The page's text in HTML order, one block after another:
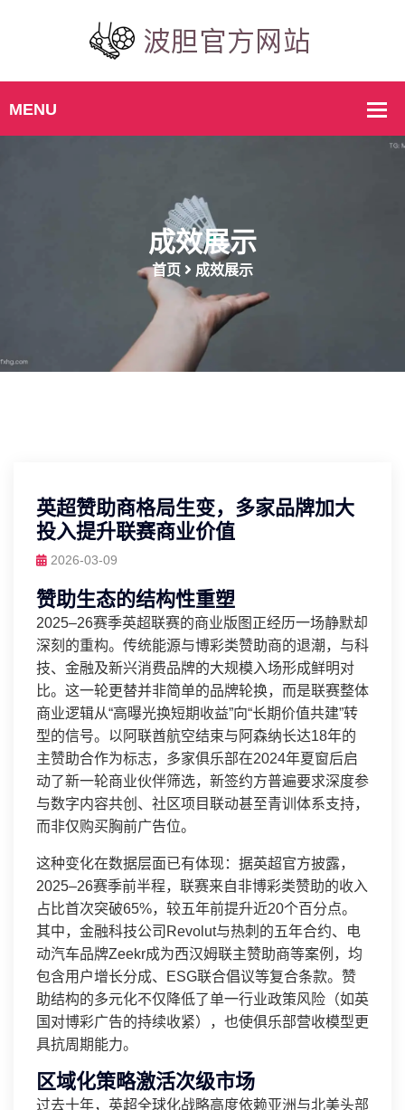
成效展示
首页 成效展示
英超赞助商格局生变，多家品牌加大
投入提升联赛商业价值
2026-03-09
赞助生态的结构性重塑
2025–26赛季英超联赛的商业版图正经历一场静默却
深刻的重构。传统能源与博彩类赞助商的退潮，与科
技、金融及新兴消费品牌的大规模入场形成鲜明对
比。这一轮更替并非简单的品牌轮换，而是联赛整体
商业逻辑从“高曝光换短期收益”向“长期价值共建”转
型的信号。以阿联酋航空结束与阿森纳长达18年的
主赞助合作为标志，多家俱乐部在2024年夏窗后启
动了新一轮商业伙伴筛选，新签约方普遍要求深度参
与数字内容共创、社区项目联动甚至青训体系支持，
而非仅购买胸前广告位。
这种变化在数据层面已有体现：据英超官方披露，
2025–26赛季前半程，联赛来自非博彩类赞助的收入
占比首次突破65%，较五年前提升近20个百分点。
其中，金融科技公司Revolut与热刺的五年合约、电
动汽车品牌Zeekr成为西汉姆联主赞助商等案例，均
包含用户增长分成、ESG联合倡议等复合条款。赞
助结构的多元化不仅降低了单一行业政策风险（如英
国对博彩广告的持续收紧），也使俱乐部营收模型更
具抗周期能力。
区域化策略激活次级市场
过去十年，英超全球化战略高度依赖亚洲与北美头部